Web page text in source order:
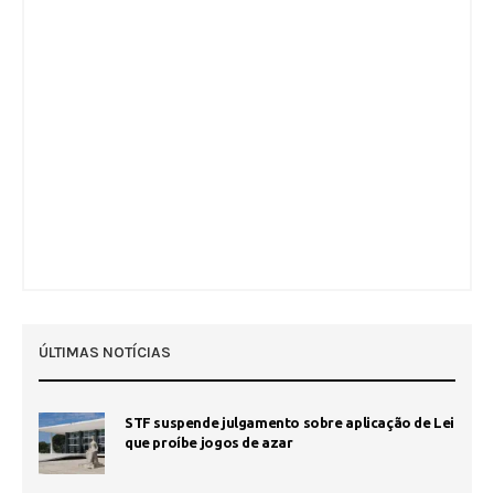
ÚLTIMAS NOTÍCIAS
STF suspende julgamento sobre aplicação de Lei
que proíbe jogos de azar